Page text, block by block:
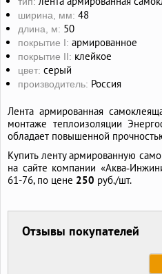
ширина, мм: 48
длина, м: 50
покрытие I: армированное
покрытие II: клейкое
цвет: серый
производитель: Россия
Лента армированная
монтаже теплоизоляции
обладает повышенной
Купить ленту армированную
на сайте компании
61-76, по цене 250 руб./шт.
Отзывы покупателей